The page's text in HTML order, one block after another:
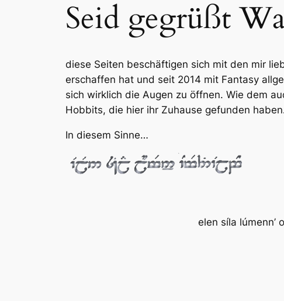
Seid gegrüßt
diese Seiten beschäftigen sich mit den mir
erschaffen hat und seit 2014 mit Fantasy
sich wirklich die Augen zu öffnen. Wie dem
Hobbits, die hier ihr Zuhause gefunden
In diesem Sinne…
elen síla lúmenn’